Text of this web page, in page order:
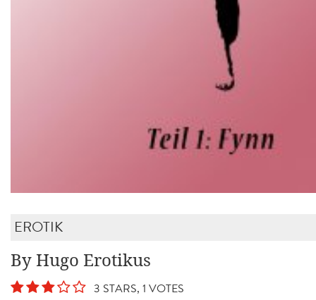
EROTIK
By Hugo Erotikus
3 STARS, 1 VOTES